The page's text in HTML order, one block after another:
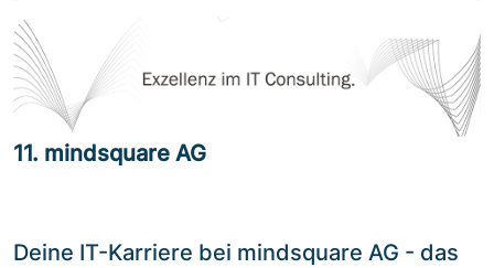
11. mindsquare AG
Deine IT-Karriere bei mindsquare AG - das